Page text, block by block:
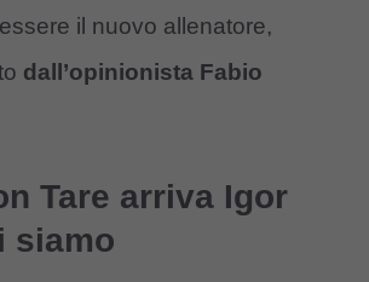
il nuovo allenatore,
dall’opinionista Fabio
Tare arriva Igor
siamo